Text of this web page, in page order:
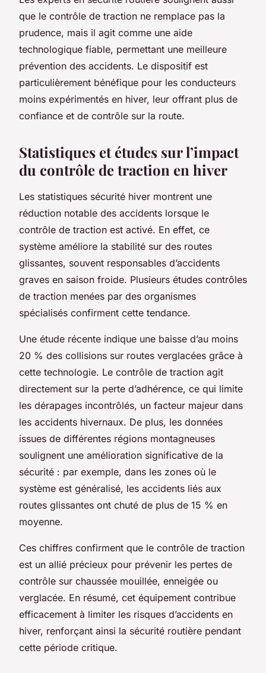
que le contrôle de traction ne remplace pas la
prudence, mais il agit comme une aide
technologique fiable, permettant une meilleure
prévention des accidents. Le dispositif est
particulièrement bénéfique pour les conducteurs
moins expérimentés en hiver, leur offrant plus de
confiance et de contrôle sur la route.
Statistiques et études sur l’impact
du contrôle de traction en hiver
Les statistiques sécurité hiver montrent une
réduction notable des accidents lorsque le
contrôle de traction est activé. En effet, ce
système améliore la stabilité sur des routes
glissantes, souvent responsables d’accidents
graves en saison froide. Plusieurs études contrôles
de traction menées par des organismes
spécialisés confirment cette tendance.
Une étude récente indique une baisse d’au moins
20 % des collisions sur routes verglacées grâce à
cette technologie. Le contrôle de traction agit
directement sur la perte d’adhérence, ce qui limite
les dérapages incontrôlés, un facteur majeur dans
les accidents hivernaux. De plus, les données
issues de différentes régions montagneuses
soulignent une amélioration significative de la
sécurité : par exemple, dans les zones où le
système est généralisé, les accidents liés aux
routes glissantes ont chuté de plus de 15 % en
moyenne.
Ces chiffres confirment que le contrôle de traction
est un allié précieux pour prévenir les pertes de
contrôle sur chaussée mouillée, enneigée ou
verglacée. En résumé, cet équipement contribue
efficacement à limiter les risques d’accidents en
hiver, renforçant ainsi la sécurité routière pendant
cette période critique.